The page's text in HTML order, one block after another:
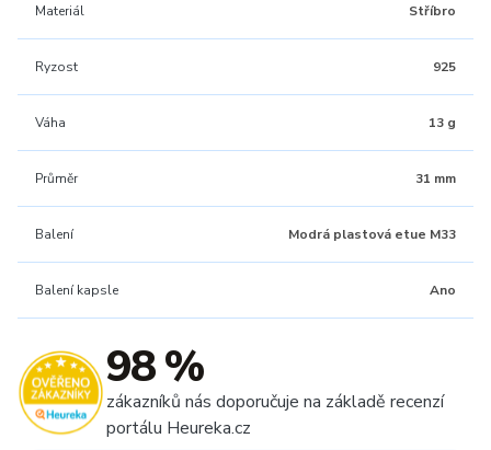
Materiál Stříbro
Ryzost 925
Váha 13 g
Průměr 31 mm
Balení Modrá plastová etue M33
Balení kapsle Ano
98 %
zákazníků nás doporučuje na základě recenzí
portálu Heureka.cz